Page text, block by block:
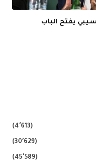
يفتح الباب
(4٬613)
(30٬629)
(45٬589)